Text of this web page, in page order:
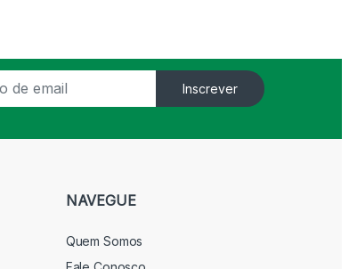
Inscrever
NAVEGUE
Quem Somos